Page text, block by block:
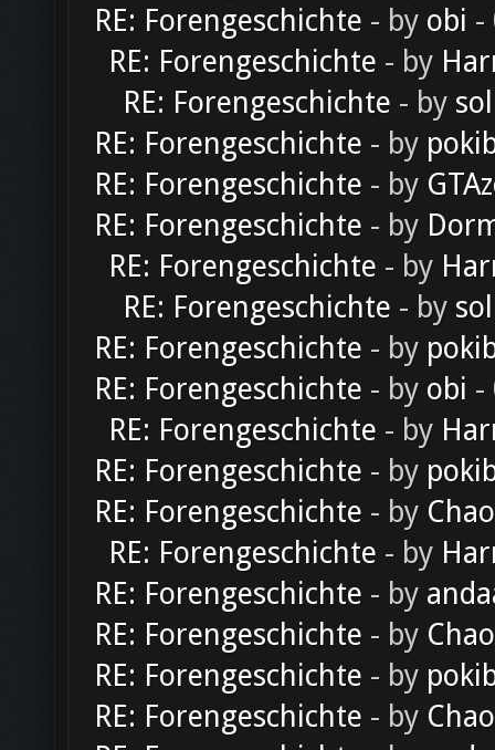
RE: Forengeschichte - by obi -
RE: Forengeschichte - by
RE: Forengeschichte - by
RE: Forengeschichte - by
RE: Forengeschichte - by
RE: Forengeschichte - by
RE: Forengeschichte - by
RE: Forengeschichte - by
RE: Forengeschichte - by
RE: Forengeschichte - by obi -
RE: Forengeschichte - by
RE: Forengeschichte - by
RE: Forengeschichte - by
RE: Forengeschichte - by
RE: Forengeschichte - by
RE: Forengeschichte - by
RE: Forengeschichte - by
RE: Forengeschichte - by